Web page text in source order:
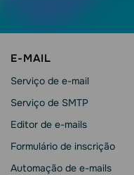
E-MAIL
Serviço de e-mail
Serviço de SMTP
Editor de e-mails
Formulário de inscrição
Automação de e-mails